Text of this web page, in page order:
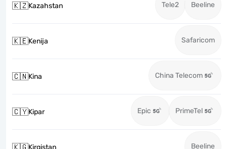
🇰🇿Kazahstan Tele2 Beeline
🇰🇪Kenija Safaricom
🇨🇳Kina China Telecom
🇨🇾Kipar Epic PrimeTel
🇰🇬Kirgistan Beeline